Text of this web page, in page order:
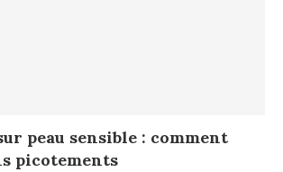
peau sensible : comment
picotements